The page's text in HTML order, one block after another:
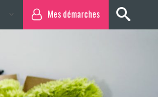
Mes démarches